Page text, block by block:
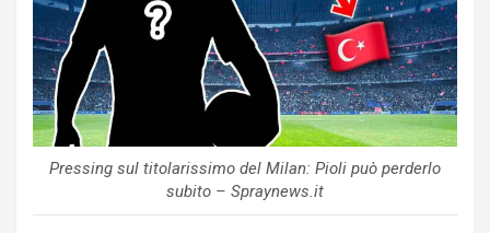
Pressing sul titolarissimo del Milan: Pioli può perderlo
subito – Spraynews.it